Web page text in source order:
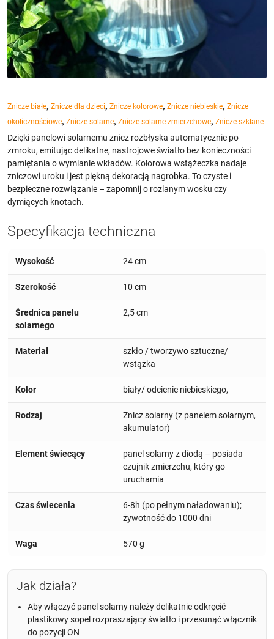
Znicze białe, Znicze dla dzieci, Znicze kolorowe, Znicze niebieskie, Znicze
okolicznościowe, Znicze solarne, Znicze solarne zmierzchowe, Znicze szklane
Dzięki panelowi solarnemu znicz rozbłyska automatycznie po
zmroku, emitując delikatne, nastrojowe światło bez konieczności
pamiętania o wymianie wkładów. Kolorowa wstążeczka nadaje
zniczowi uroku i jest piękną dekoracją nagrobka. To czyste i
bezpieczne rozwiązanie – zapomnij o rozlanym wosku czy
dymiących knotach.
Specyfikacja techniczna
Wysokość 24 cm
Szerokość 10 cm
Średnica panelu
solarnego
2,5 cm
Materiał
szkło / tworzywo sztuczne/
wstążka
Kolor biały/ odcienie niebieskiego,
Rodzaj
Znicz solarny (z panelem solarnym,
akumulator)
Element świecący
panel solarny z diodą – posiada
czujnik zmierzchu, który go
uruchamia
Czas świecenia
6-8h (po pełnym naładowaniu);
żywotność do 1000 dni
Waga 570 g
Jak działa?
Aby włączyć panel solarny należy delikatnie odkręcić
plastikowy sopel rozpraszający światło i przesunąć włącznik
do pozycji ON